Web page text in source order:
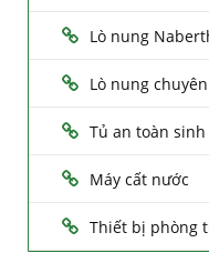
Lò nung
Lò nung
Tủ an toàn
Máy cất nước
Thiết bị phòng